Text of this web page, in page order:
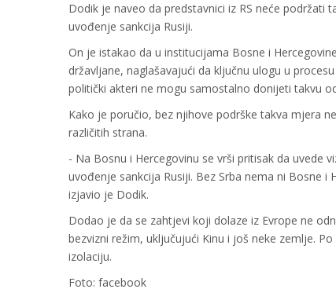
Dodik je naveo da predstavnici iz RS neće
uvođenje sankcija Rusiji.
On je istakao da u institucijama Bosne i
državljane, naglašavajući da ključnu ulogu u
politički akteri ne mogu samostalno donijeti takvu
Kako je poručio, bez njihove podrške takva mjera
različitih strana.
- Na Bosnu i Hercegovinu se vrši pritisak da uvede
uvođenje sankcija Rusiji. Bez Srba nema ni Bosne i
izjavio je Dodik.
Dodao je da se zahtjevi koji dolaze iz Evrope ne
bezvizni režim, uključujući Kinu i još neke zemlje.
izolaciju.
Foto: facebook